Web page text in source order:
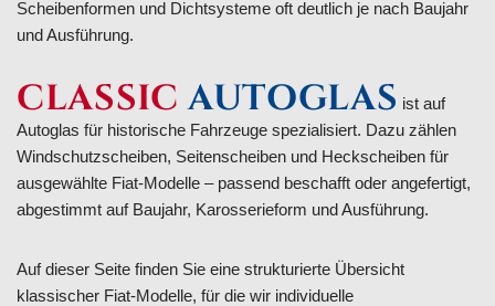
Scheibenformen und Dichtsysteme oft deutlich je nach Baujahr
und Ausführung.
CLASSIC AUTOGLAS ist auf
Autoglas für historische Fahrzeuge spezialisiert. Dazu zählen
Windschutzscheiben, Seitenscheiben und Heckscheiben für
ausgewählte Fiat-Modelle – passend beschafft oder angefertigt,
abgestimmt auf Baujahr, Karosserieform und Ausführung.
Auf dieser Seite finden Sie eine strukturierte Übersicht
klassischer Fiat-Modelle, für die wir individuelle